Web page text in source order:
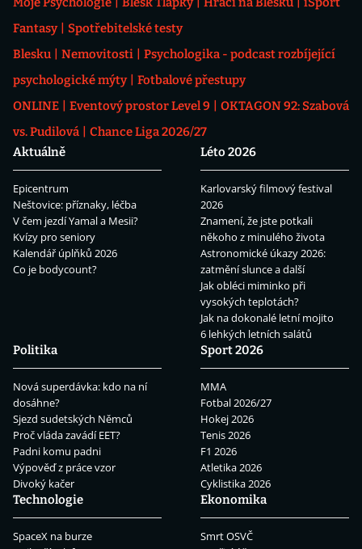
Fantasy
Spotřebitelské testy
Blesku
Nemovitosti
Psychologika - podcast rozbíjející
psychologické mýty
Fotbalové přestupy
ONLINE
Eventový prostor Level 9
OKTAGON 92: Szabová
vs. Pudilová
Chance Liga 2026/27
Aktuálně
Epicentrum
Neštovice: příznaky, léčba
V čem jezdí Yamal a Mesii?
Kvízy pro seniory
Kalendář úplňků 2026
Co je bodycount?
Léto 2026
Karlovarský filmový festival
2026
Znamení, že jste potkali
někoho z minulého života
Astronomické úkazy 2026:
zatmění slunce a další
Jak obléci miminko při
vysokých teplotách?
Jak na dokonalé letní mojito
6 lehkých letních salátů
Politika
Nová superdávka: kdo na ní
dosáhne?
Sjezd sudetských Němců
Proč vláda zavádí EET?
Padni komu padni
Výpověď z práce vzor
Divoký kačer
Sport 2026
MMA
Fotbal 2026/27
Hokej 2026
Tenis 2026
F1 2026
Atletika 2026
Cyklistika 2026
Technologie
SpaceX na burze
Ekonomika
Smrt OSVČ